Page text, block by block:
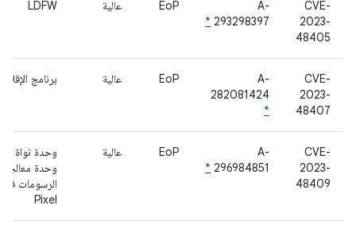
CVE-
2023-
48405
A-
293298397
*
EoP عالية LDFW
CVE-
2023-
48407
A-
282081424
*
EoP عالية برنامج الإقلاع
CVE-
2023-
48409
A-
296984851
*
EoP عالية
وحدة نواة
وحدة معالجة
الرسومات في
Pixel